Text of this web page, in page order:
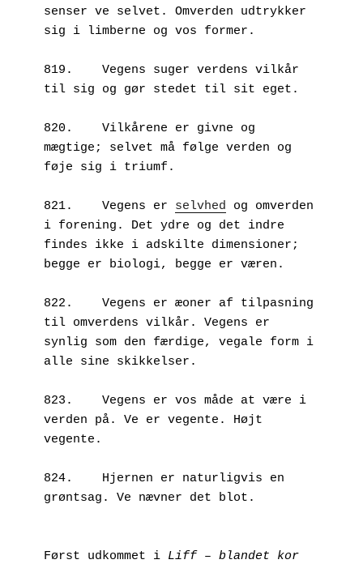
senser ve selvet. Omverden udtrykker
sig i limberne og vos former.
819.	Vegens suger verdens vilkår
til sig og gør stedet til sit eget.
820.	Vilkårene er givne og
mægtige; selvet må følge verden og
føje sig i triumf.
821.	Vegens er selvhed og omverden
i forening. Det ydre og det indre
findes ikke i adskilte dimensioner;
begge er biologi, begge er væren.
822.	Vegens er æoner af tilpasning
til omverdens vilkår. Vegens er
synlig som den færdige, vegale form i
alle sine skikkelser.
823.	Vegens er vos måde at være i
verden på. Ve er vegente. Højt
vegente.
824.	Hjernen er naturligvis en
grøntsag. Ve nævner det blot.
Først udkommet i Liff – blandet kor